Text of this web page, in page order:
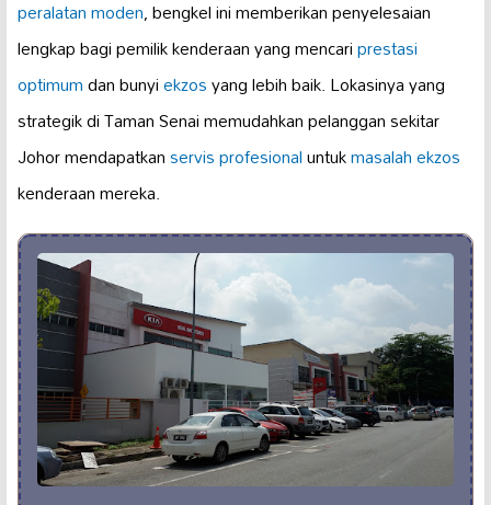
peralatan moden, bengkel ini memberikan penyelesaian
lengkap bagi pemilik kenderaan yang mencariprestasi
optimumdan bunyiekzosyang lebih baik. Lokasinya yang
strategik di Taman Senai memudahkan pelanggan sekitar
Johor mendapatkanservis profesionaluntukmasalah ekzos
kenderaan mereka.